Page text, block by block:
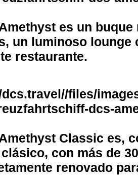
es un
un luminoso lounge
restaurante.
Classic es,
con más de
renovado